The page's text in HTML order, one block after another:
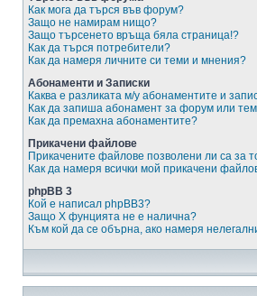
Как мога да търся във форум?
Защо не намирам нищо?
Защо търсенето връща бяла страница!?
Как да търся потребители?
Как да намеря личните си теми и мнения?
Абонаменти и Записки
Каква е разликата м/у абонаментите и
Как да запиша абонамент за форум или
Как да премахна абонаментите?
Прикачени файлове
Прикачените файлове позволени ли са за
Как да намеря всички мой прикачени
phpBB 3
Кой е написал phpBB3?
Защо X фунцията не е налична?
Към кой да се обърна, ако намеря